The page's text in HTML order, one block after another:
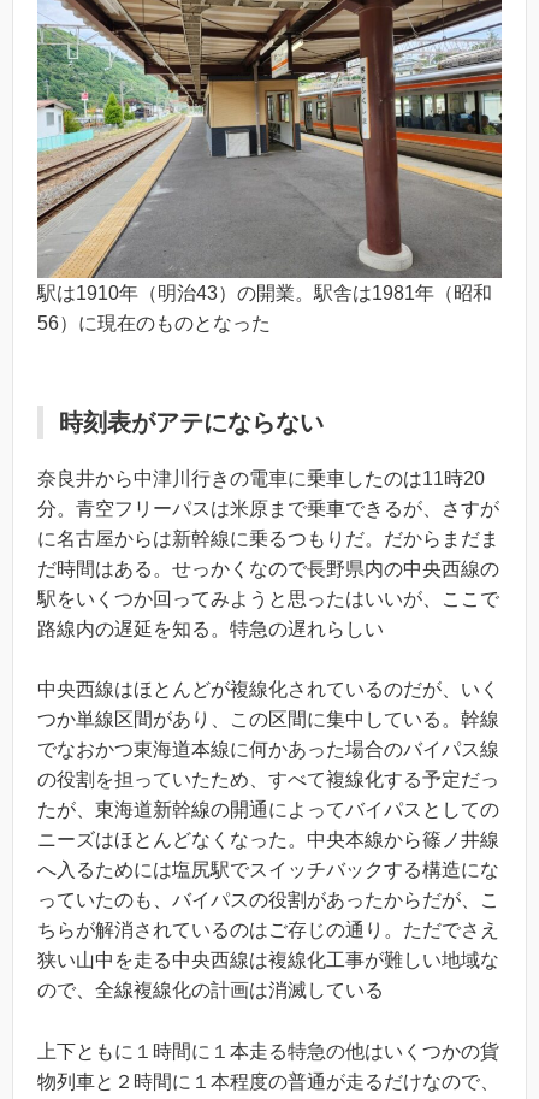
駅は1910年（明治43）の開業。駅舎は1981年（昭和
56）に現在のものとなった
時刻表がアテにならない
奈良井から中津川行きの電車に乗車したのは11時20
分。青空フリーパスは米原まで乗車できるが、さすが
に名古屋からは新幹線に乗るつもりだ。だからまだま
だ時間はある。せっかくなので長野県内の中央西線の
駅をいくつか回ってみようと思ったはいいが、ここで
路線内の遅延を知る。特急の遅れらしい
中央西線はほとんどが複線化されているのだが、いく
つか単線区間があり、この区間に集中している。幹線
でなおかつ東海道本線に何かあった場合のバイパス線
の役割を担っていたため、すべて複線化する予定だっ
たが、東海道新幹線の開通によってバイパスとしての
ニーズはほとんどなくなった。中央本線から篠ノ井線
へ入るためには塩尻駅でスイッチバックする構造にな
っていたのも、バイパスの役割があったからだが、こ
ちらが解消されているのはご存じの通り。ただでさえ
狭い山中を走る中央西線は複線化工事が難しい地域な
ので、全線複線化の計画は消滅している
上下ともに１時間に１本走る特急の他はいくつかの貨
物列車と２時間に１本程度の普通が走るだけなので、